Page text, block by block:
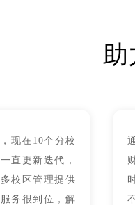
助
现在10个分校
直更新迭代，
校区管理提供
务很到位，解